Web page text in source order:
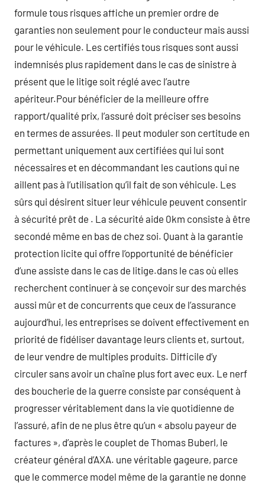
formule tous risques affiche un premier ordre de
garanties non seulement pour le conducteur mais aussi
pour le véhicule. Les certifiés tous risques sont aussi
indemnisés plus rapidement dans le cas de sinistre à
présent que le litige soit réglé avec l’autre
apériteur.Pour bénéficier de la meilleure offre
rapport/qualité prix, l’assuré doit préciser ses besoins
en termes de assurées. Il peut moduler son certitude en
permettant uniquement aux certifiées qui lui sont
nécessaires et en décommandant les cautions qui ne
aillent pas à l’utilisation qu’il fait de son véhicule. Les
sûrs qui désirent situer leur véhicule peuvent consentir
à sécurité prêt de . La sécurité aide 0km consiste à être
secondé même en bas de chez soi. Quant à la garantie
protection licite qui offre l’opportunité de bénéficier
d’une assiste dans le cas de litige.dans le cas où elles
recherchent continuer à se conçevoir sur des marchés
aussi mûr et de concurrents que ceux de l’assurance
aujourd’hui, les entreprises se doivent effectivement en
priorité de fidéliser davantage leurs clients et, surtout,
de leur vendre de multiples produits. Difficile d’y
circuler sans avoir un chaîne plus fort avec eux. Le nerf
des boucherie de la guerre consiste par conséquent à
progresser véritablement dans la vie quotidienne de
l’assuré, afin de ne plus être qu’un « absolu payeur de
factures », d’après le couplet de Thomas Buberl, le
créateur général d’AXA. une véritable gageure, parce
que le commerce model même de la garantie ne donne